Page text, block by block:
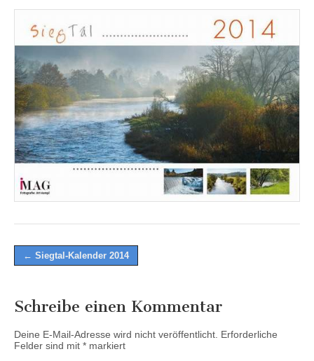
Post
← Siegtal-Kalender 2014
Schreibe einen Kommentar
Deine E-Mail-Adresse wird nicht veröffentlicht. Erforderliche
Felder sind mit * markiert